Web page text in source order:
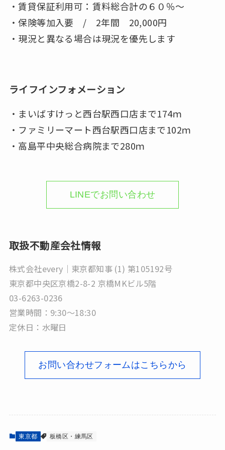
・賃貸保証利用可：賃料総合計の６０％～
・保険等加入要 / 2年間 20,000円
・現況と異なる場合は現況を優先します
ライフインフォメーション
・まいばすけっと西台駅西口店まで174ｍ
・ファミリーマート西台駅西口店まで102ｍ
・高島平中央総合病院まで280ｍ
LINEでお問い合わせ
取扱不動産会社情報
株式会社every｜東京都知事 (1) 第105192号
東京都中央区京橋2-8-2 京橋MKビル5階
03-6263-0236
営業時間：9:30～18:30
定休日：水曜日
お問い合わせフォームはこちらから
東京都 板橋区・練馬区